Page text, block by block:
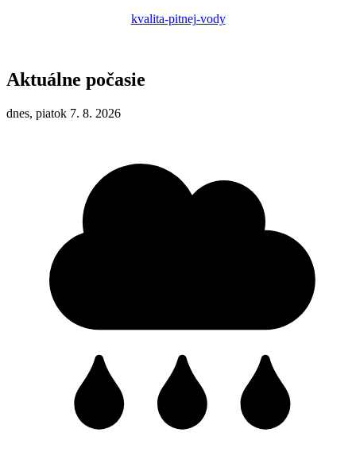
kvalita-pitnej-vody
Aktuálne počasie
dnes, piatok 7. 8. 2026